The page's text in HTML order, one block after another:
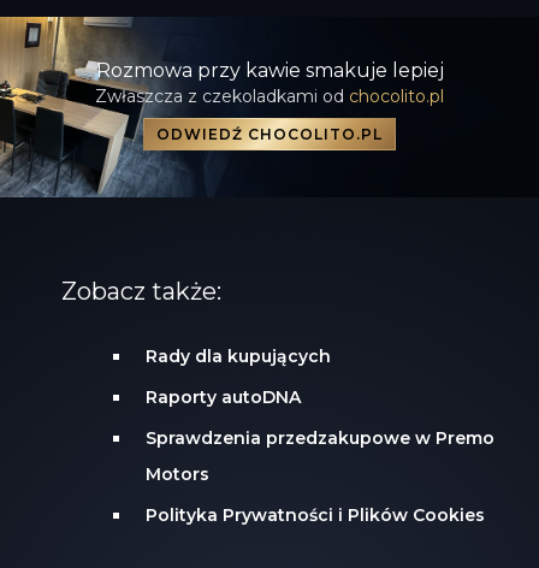
Rozmowa przy kawie smakuje lepiej
Zwłaszcza z czekoladkami od chocolito.pl
ODWIEDŹ CHOCOLITO.PL
Zobacz także:
Rady dla kupujących
Raporty autoDNA
Sprawdzenia przedzakupowe w Premo
Motors
Polityka Prywatności i Plików Cookies